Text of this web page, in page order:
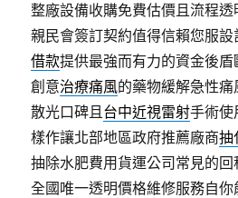
整廠設備收購免費估價且流程透
親民會簽訂契約值得信賴您服
借款提供最強而有力的資金後
創意治療痛風的藥物緩解急性
散光口碑且台中近視雷射手術使
樣作讓北部地區政府推薦廠商抽
抽除水肥費用貨運公司常見的回
全國唯一透明價格維修服務自